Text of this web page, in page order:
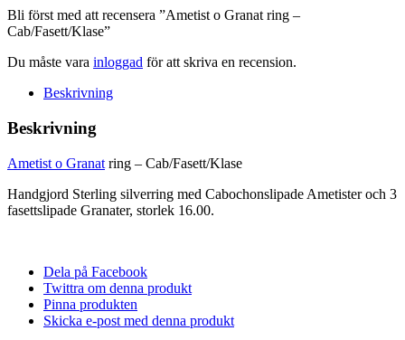
Bli först med att recensera ”Ametist o Granat ring –
Cab/Fasett/Klase”
Du måste vara inloggad för att skriva en recension.
Beskrivning
Beskrivning
Ametist o Granat ring – Cab/Fasett/Klase
Handgjord Sterling silverring med Cabochonslipade Ametister och 3
fasettslipade Granater, storlek 16.00.
Dela på Facebook
Twittra om denna produkt
Pinna produkten
Skicka e-post med denna produkt